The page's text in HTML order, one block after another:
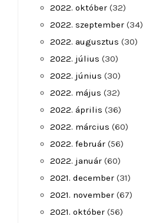
2022. október (32)
2022. szeptember (34)
2022. augusztus (30)
2022. július (30)
2022. június (30)
2022. május (32)
2022. április (36)
2022. március (60)
2022. február (56)
2022. január (60)
2021. december (31)
2021. november (67)
2021. október (56)